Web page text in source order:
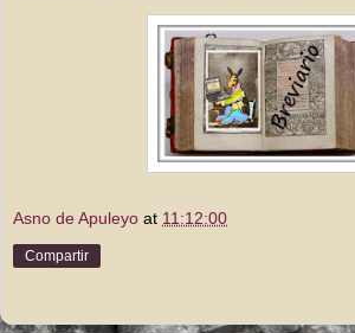
Asno de Apuleyo at 11:12:00
Compartir